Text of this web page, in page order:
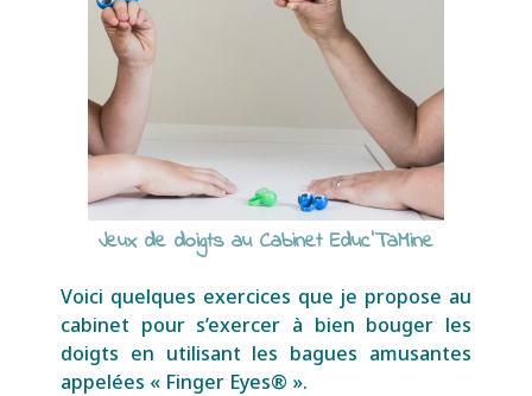
Jeux de doigts au Cabinet Educ'TaMine
Voici quelques exercices que je propose au
cabinet pour s’exercer à bien bouger les
doigts en utilisant les bagues amusantes
appelées « Finger Eyes® ».